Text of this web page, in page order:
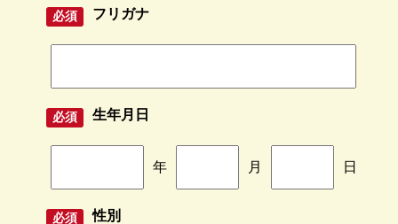
フリガナ
生年月日
年 月 日
性別